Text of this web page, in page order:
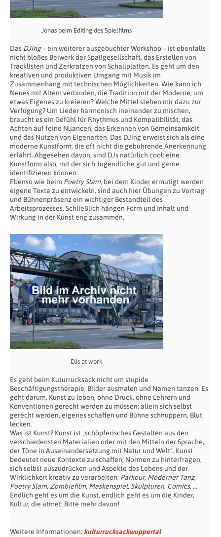
Jonas beim Editing des Spielfilms
Das DJing– ein weiterer ausgebuchter Workshop – ist ebenfalls
nicht bloßes Beiwerk der Spaßgesellschaft, das Erstellen von
Tracklisten und Zerkratzen von Schallplatten. Es geht um den
kreativen und produktiven Umgang mit Musik im
Zusammenhang mit technischen Möglichkeiten. Wie kann ich
Neues mit Altem verbinden, die Tradition mit der Moderne, um
etwas Eigenes zu kreieren? Welche Mittel stehen mir dazu zur
Verfügung? Um Lieder harmonisch ineinander zu mischen,
braucht es ein Gefühl für Rhythmus und Kompatibilität, das
Achten auf feine Nuancen, das Erkennen von Gemeinsamkeit
und das Nutzen von Eigenarten. Das DJing erweist sich als eine
moderne Kunstform, die oft nicht die gebührende Anerkennung
erfährt. Abgesehen davon, sind DJs natürlich cool: eine
Kunstform also, mit der sich Jugendliche gut und gerne
identifizieren können.
Ebenso wie beim Poetry Slam, bei dem Kinder ermutigt werden
eigene Texte zu entwickeln, sind auch hier Übungen zu Vortrag
und Bühnenpräsenz ein wichtiger Bestandteil des
Arbeitsprozesses. Schließlich hängen Form und Inhalt und
Wirkung in der Kunst eng zusammen.
DJs at work
Es geht beim Kuturrucksack nicht um stupide
Beschäftigungstherapie, Bilder ausmalen und Namen tanzen. Es
geht darum, Kunst zu leben, ohne Druck, ohne Lehrern und
Konventionen gerecht werden zu müssen: allein sich selbst
gerecht werden, eigenes schaffen und Bühne schnuppern, Blut
lecken.
Was ist Kunst? Kunst ist „schöpferisches Gestalten aus den
verschiedensten Materialien oder mit den Mitteln der Sprache,
der Töne in Auseinandersetzung mit Natur und Welt“. Kunst
bedeutet neue Kontexte zu schaffen, Normen zu hinterfragen,
sich selbst auszudrücken und Aspekte des Lebens und der
Wirklichkeit kreativ zu verarbeiten: Parkour, Moderner Tanz,
Poetry Slam, Zombiefilm, Maskenspiel, Skulpturen, Comics, …
Endlich geht es um die Kunst, endlich geht es um die Kinder,
Kultur, die atmet: Bitte mehr davon!
Weitere Informationen: kulturrucksackwuppertal